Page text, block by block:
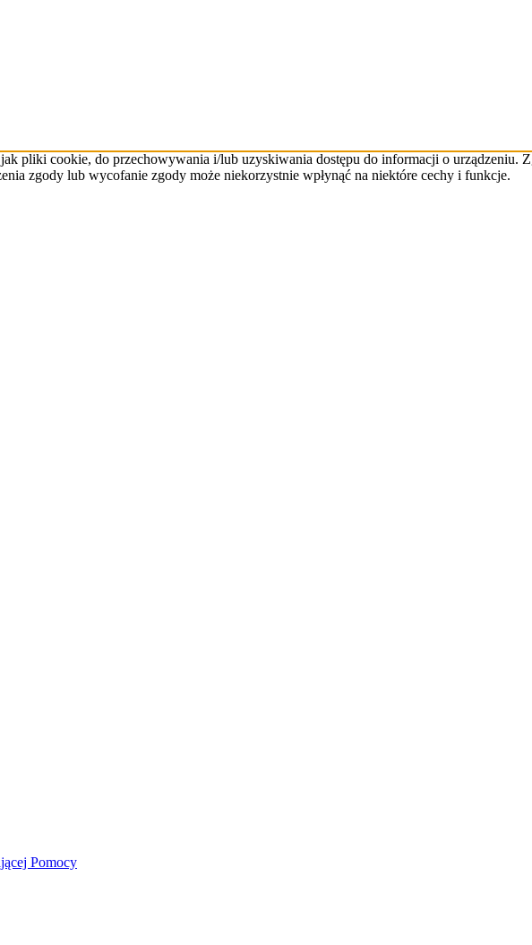
pliki cookie, do przechowywania i/lub uzyskiwania dostępu do informacji o urządzeniu.
zgody lub wycofanie zgody może niekorzystnie wpłynąć na niektóre cechy i funkcje.
Pomocy